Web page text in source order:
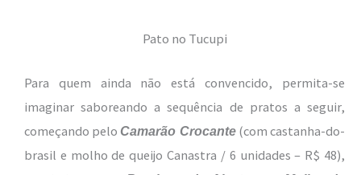
Pato no Tucupi
Para quem ainda não está convencido, permita-se
imaginar saboreando a sequência de pratos a seguir,
começando pelo Camarão Crocante(com castanha-do-
brasil e molho de queijo Canastra / 6 unidades – R$ 48),